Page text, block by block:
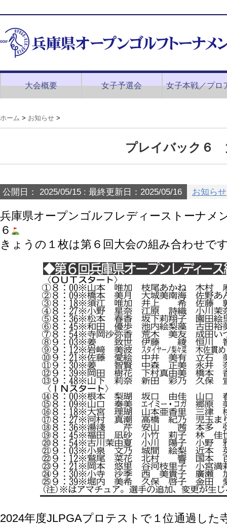
大会概要 女子予選会 女子本戦／プロ
ホーム > お知らせ >
プレイバック６
公開日： 2025/05/15 : 最終更新日：2025/05/16 お知らせ
兵庫県オープンゴルフレディーストーナメ
６
きょうの１枚は第６回大会の組み合わせで
2024年度JLPGAプロテストで１位通過した